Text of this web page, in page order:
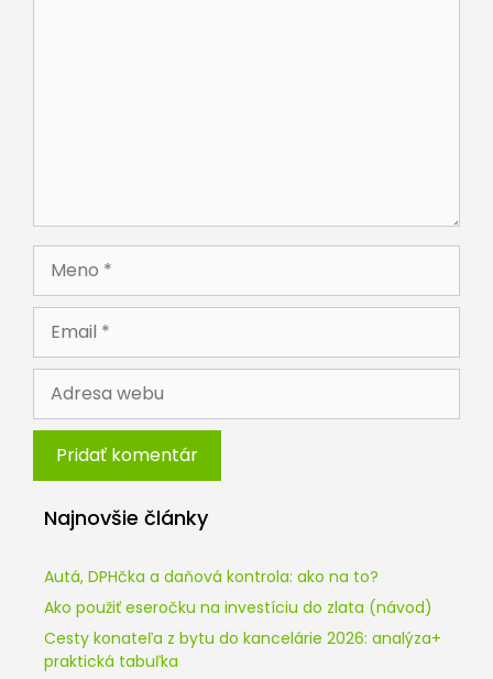
Adresa
webu
Najnovšie články
Autá, DPHčka a daňová kontrola: ako na to?
Ako použiť eseročku na investíciu do zlata (návod)
Cesty konateľa z bytu do kancelárie 2026: analýza+
praktická tabuľka